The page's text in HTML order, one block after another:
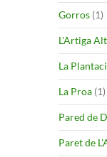
Gorros (1)
L'Artiga
La
La Proa (1)
Pared de
Paret de